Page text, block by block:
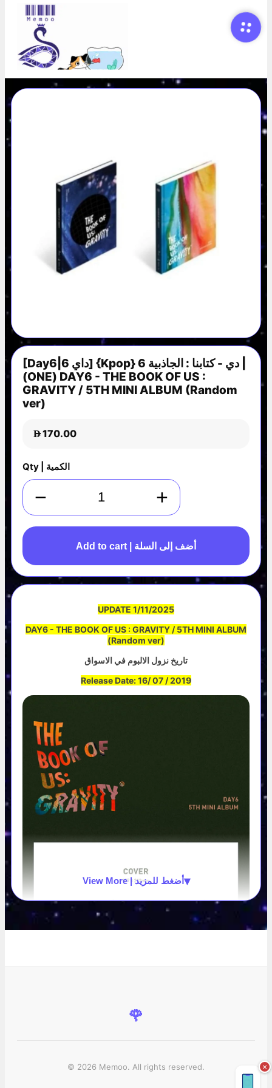
[Day6|داي 6] {Kpop} 6 دي - كتابنا : الجاذبية |
(ONE) DAY6 - THE BOOK OF US :
GRAVITY / 5TH MINI ALBUM (Random
ver)
D170.00
Qty | الكمية
− +
Add to cart | أضف إلى السلة
UPDATE 1/11/2025
DAY6 - THE BOOK OF US : GRAVITY / 5TH MINI ALBUM
(Random ver)
تاريخ نزول الالبوم في الاسواق
Release Date: 16/ 07 / 2019
View More | أضغط للمزيد▾
🌹
© 2026 Memoo. All rights reserved. ×